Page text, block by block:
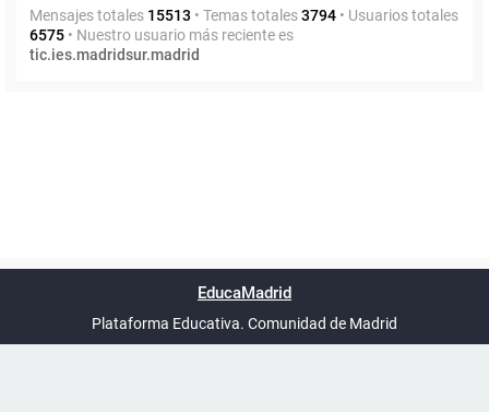
Mensajes totales 15513 • Temas totales3794 • Usuarios totales
6575 • Nuestro usuario más reciente es
tic.ies.madridsur.madrid
UTC+02:00
phpBB España
EducaMadrid
Plataforma Educativa. Comunidad de Madrid